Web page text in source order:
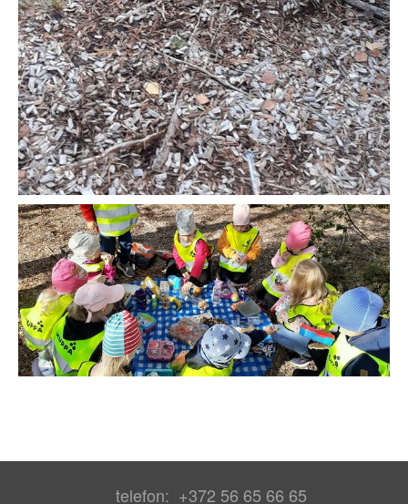
telefon: +372 56 65 66 65